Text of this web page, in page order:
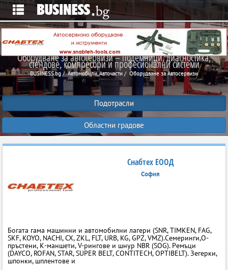
Оборудване за автосервизи – подемници, диагностика,
стендове, компресори и професионални системи
BUSINESS.bg Автомобили, Авточасти Оборудване за Автосервизи
Подотрасли
Областни градове
Снабтех ЕООД
София
Богата гама машинни и автомобилни лагери (SNR, TIMKEN, FAG,
SKF, KOYO, NACHI, CX, ZKL, FLT, URB, KG, GPZ, VMZ).Семеринги,О-
пръстени, К-маншети, V-рингове и шнур NBR (SOG). Ремъци
(DAYCO, ROFAN, STAR, SUPER BELT, CONTITECH, OPTIBELT). Зегерки,
шпонки, шплентове и